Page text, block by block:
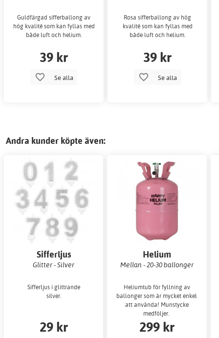
Guldfärgad sifferballong av
hög kvalité som kan fyllas med
både luft och helium.
39 kr
Se alla
Rosa sifferballong av hög
kvalité som kan fyllas med
både luft och helium.
39 kr
Se alla
Andra kunder köpte även:
Sifferljus
Glitter - Silver
Sifferljus i glittrande
silver.
29 kr
Helium
Mellan - 20-30 ballonger
Heliumtub för fyllning av
ballonger som är mycket enkel
att använda! Munstycke
medföljer.
299 kr